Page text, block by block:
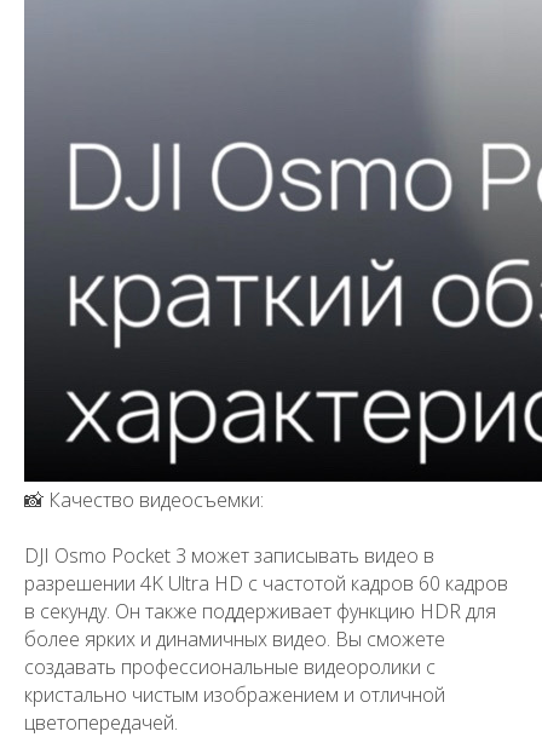
📸 Качество видеосъемки:
DJI Osmo Pocket 3 может записывать видео в
разрешении 4K Ultra HD с частотой кадров 60 кадров
в секунду. Он также поддерживает функцию HDR для
более ярких и динамичных видео. Вы сможете
создавать профессиональные видеоролики с
кристально чистым изображением и отличной
цветопередачей.